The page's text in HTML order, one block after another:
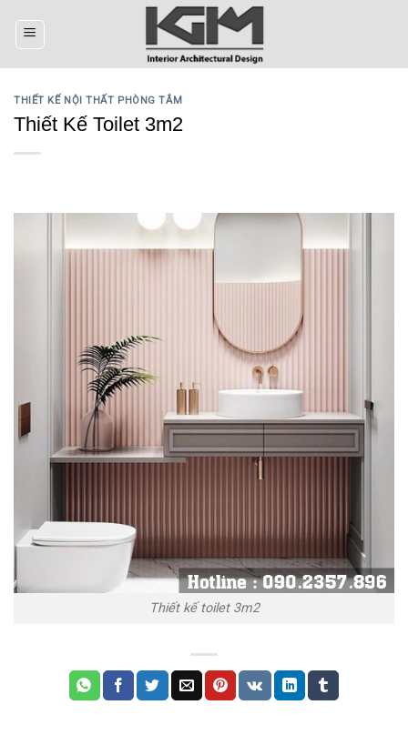
THIẾT KẾ NỘI THẤT PHÒNG TẮM
Thiết Kế Toilet 3m2
Thiết kế toilet 3m2